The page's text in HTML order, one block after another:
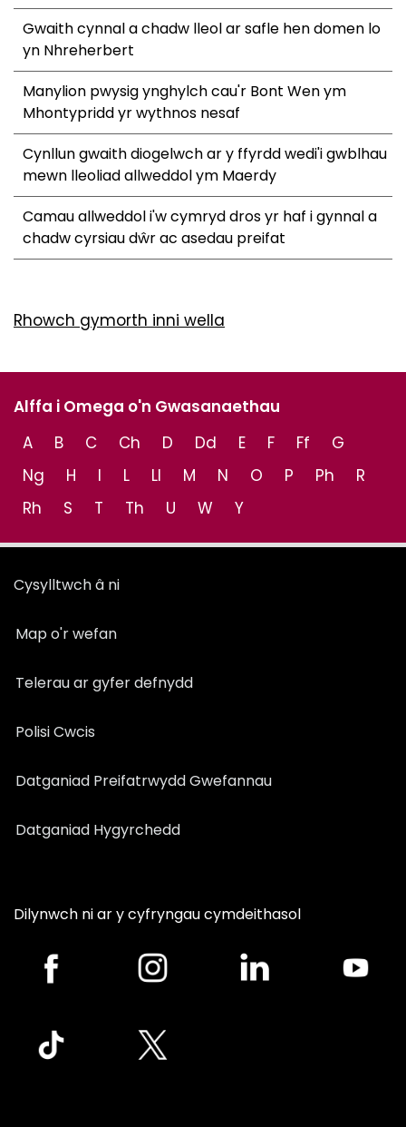
Gwaith cynnal a chadw lleol ar safle hen domen lo
yn Nhreherbert
Manylion pwysig ynghylch cau'r Bont Wen ym
Mhontypridd yr wythnos nesaf
Cynllun gwaith diogelwch ar y ffyrdd wedi'i gwblhau
mewn lleoliad allweddol ym Maerdy
Camau allweddol i'w cymryd dros yr haf i gynnal a
chadw cyrsiau dŵr ac asedau preifat
Rhowch gymorth inni wella
Alffa i Omega o'n Gwasanaethau
A
B C Ch D Dd E F Ff
G
Ng
H I L Ll M N O P Ph
R
Rh
S T Th U W Y
Cysylltwch â ni
Map o'r wefan
Telerau ar gyfer defnydd
Polisi Cwcis
Datganiad Preifatrwydd Gwefannau
Datganiad Hygyrchedd
Dilynwch ni ar y cyfryngau cymdeithasol